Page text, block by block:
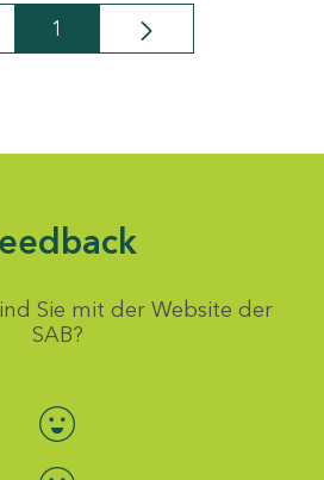
Seite
1
Sie mit der Website der
SAB?
Bewertung auswählen